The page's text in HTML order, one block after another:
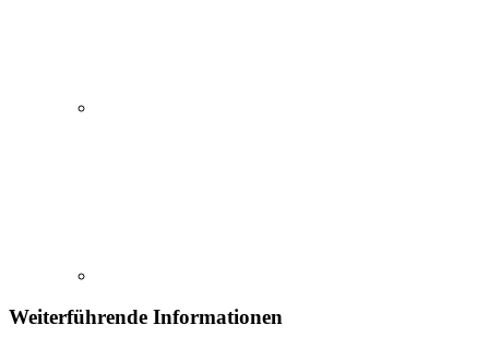
Weiterführende Informationen